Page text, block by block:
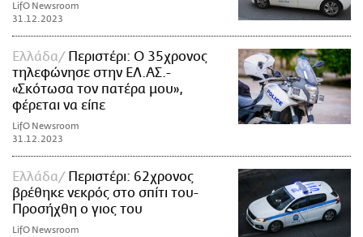
LifO Newsroom
31.12.2023
Ελλάδα
Περιστέρι: Ο 35χρονος
τηλεφώνησε στην ΕΛ.ΑΣ.-
«Σκότωσα τον πατέρα μου»,
φέρεται να είπε
LifO Newsroom
31.12.2023
Ελλάδα
Περιστέρι: 62χρονος
βρέθηκε νεκρός στο σπίτι του-
Προσήχθη ο γιος του
LifO Newsroom